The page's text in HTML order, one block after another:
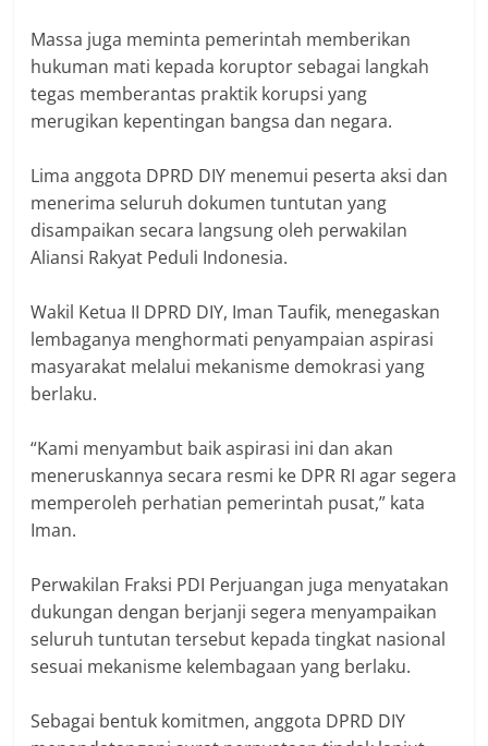
Massa juga meminta pemerintah memberikan
hukuman mati kepada koruptor sebagai langkah
tegas memberantas praktik korupsi yang
merugikan kepentingan bangsa dan negara.
Lima anggota DPRD DIY menemui peserta aksi dan
menerima seluruh dokumen tuntutan yang
disampaikan secara langsung oleh perwakilan
Aliansi Rakyat Peduli Indonesia.
Wakil Ketua II DPRD DIY, Iman Taufik, menegaskan
lembaganya menghormati penyampaian aspirasi
masyarakat melalui mekanisme demokrasi yang
berlaku.
“Kami menyambut baik aspirasi ini dan akan
meneruskannya secara resmi ke DPR RI agar segera
memperoleh perhatian pemerintah pusat,” kata
Iman.
Perwakilan Fraksi PDI Perjuangan juga menyatakan
dukungan dengan berjanji segera menyampaikan
seluruh tuntutan tersebut kepada tingkat nasional
sesuai mekanisme kelembagaan yang berlaku.
Sebagai bentuk komitmen, anggota DPRD DIY